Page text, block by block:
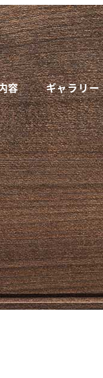
容 ギャラリー